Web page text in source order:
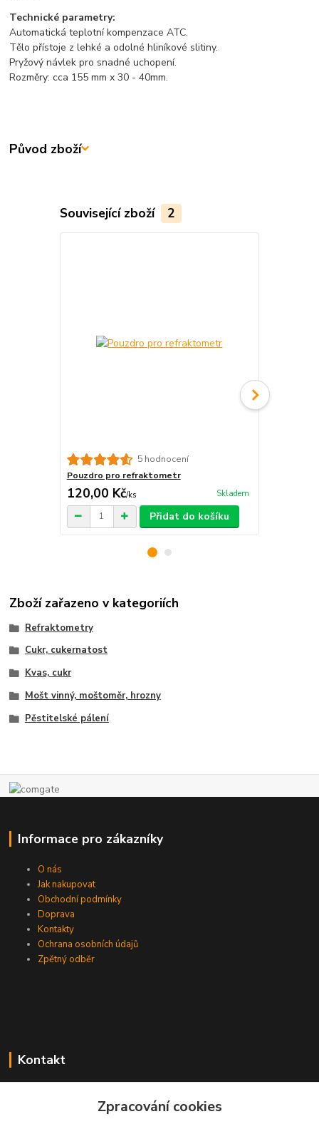
Technické parametry:
Automatická teplotní kompenzace ATC.
Tělo přístoje z lehké a odolné hliníkové slitiny.
Pryžový návlek pro snadné uchopení.
Rozměry: cca 155 mm x 30 - 40mm.
Původ zboží
Související zboží 2
5 hodnocení
Pouzdro pro refraktometr
120,00 Kč/ks Skladem
Přidat do košíku
Zboží zařazeno v kategoriích
Refraktometry
Cukr, cukernatost
Kvas, cukr
Mošt vinný, moštoměr, hrozny
Pěstitelské pálení
Informace pro zákazníky
O nás
Jak nakupovat
Obchodní podmínky
Doprava
Kontakty
Ochrana osobních údajů
Zpětný odběr
Kontakt
Zpracování cookies